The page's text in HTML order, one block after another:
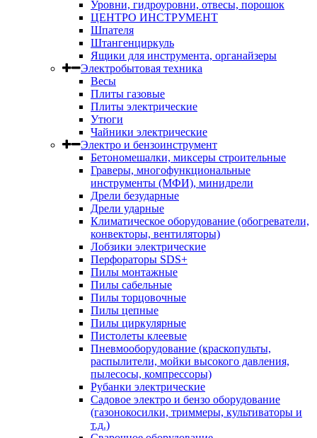
Уровни, гидроуровни, отвесы, порошок
ЦЕНТРО ИНСТРУМЕНТ
Шпателя
Штангенциркуль
Ящики для инструмента, органайзеры
Электробытовая техника
Весы
Плиты газовые
Плиты электрические
Утюги
Чайники электрические
Электро и бензоинструмент
Бетономешалки, миксеры строительные
Граверы, многофункциональные
инструменты (МФИ), минидрели
Дрели безударные
Дрели ударные
Климатическое оборудование (обогреватели,
конвекторы, вентиляторы)
Лобзики электрические
Перфораторы SDS+
Пилы монтажные
Пилы сабельные
Пилы торцовочные
Пилы цепные
Пилы циркулярные
Пистолеты клеевые
Пневмооборудование (краскопульты,
распылители, мойки высокого давления,
пылесосы, компрессоры)
Рубанки электрические
Садовое электро и бензо оборудование
(газонокосилки, триммеры, культиваторы и
т.д.)